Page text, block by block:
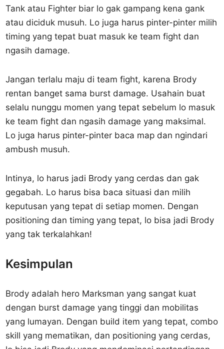
Tank atau Fighter biar lo gak gampang kena gank
atau diciduk musuh. Lo juga harus pinter-pinter milih
timing yang tepat buat masuk ke team fight dan
ngasih damage.
Jangan terlalu maju di team fight, karena Brody
rentan banget sama burst damage. Usahain buat
selalu nunggu momen yang tepat sebelum lo masuk
ke team fight dan ngasih damage yang maksimal.
Lo juga harus pinter-pinter baca map dan ngindari
ambush musuh.
Intinya, lo harus jadi Brody yang cerdas dan gak
gegabah. Lo harus bisa baca situasi dan milih
keputusan yang tepat di setiap momen. Dengan
positioning dan timing yang tepat, lo bisa jadi Brody
yang tak terkalahkan!
Kesimpulan
Brody adalah hero Marksman yang sangat kuat
dengan burst damage yang tinggi dan mobilitas
yang lumayan. Dengan build item yang tepat, combo
skill yang mematikan, dan positioning yang cerdas,